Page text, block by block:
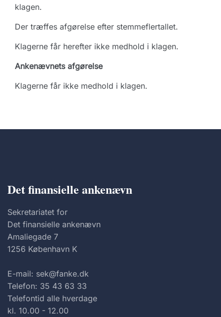
klagen.
Der træffes afgørelse efter stemmeflertallet.
Klagerne får herefter ikke medhold i klagen.
Ankenævnets afgørelse
Klagerne får ikke medhold i klagen.
Det finansielle ankenævn
Sekretariatet for
Det finansielle ankenævn
Amaliegade 7
1256 København K
E-mail: sek@fanke.dk
Telefon: 35 43 63 33
Telefontid alle hverdage
kl. 10.00 - 12.00